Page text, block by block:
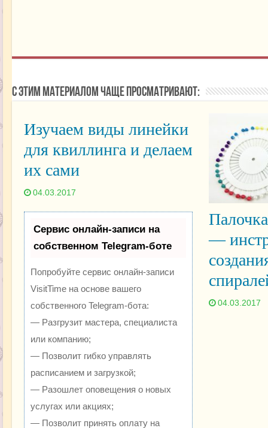
С этим материалом чаще просматривают:
Изучаем виды линейки
для квиллинга и делаем
их сами
04.03.2017
Сервис онлайн-записи на
собственном Telegram-боте
Попробуйте сервис онлайн-записи
VisitTime на основе вашего
собственного Telegram-бота:
— Разгрузит мастера, специалиста
или компанию;
— Позволит гибко управлять
расписанием и загрузкой;
— Разошлет оповещения о новых
услугах или акциях;
— Позволит принять оплату на
—
04.03.2017